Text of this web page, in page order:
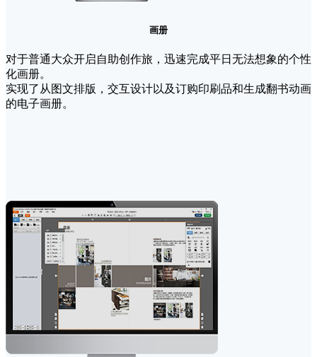
画册
对于普通大众开启自助创作旅，迅速完成平日无法想象的个性
化画册。
实现了从图文排版，交互设计以及订购印刷品和生成翻书动画
的电子画册。